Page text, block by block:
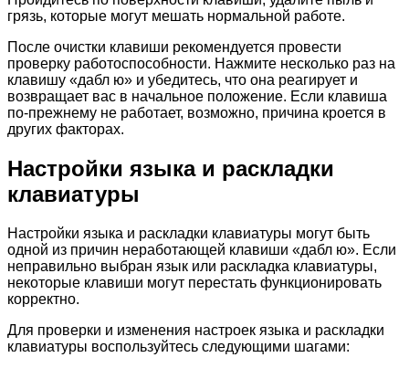
грязь, которые могут мешать нормальной работе.
После очистки клавиши рекомендуется провести
проверку работоспособности. Нажмите несколько раз на
клавишу «дабл ю» и убедитесь, что она реагирует и
возвращает вас в начальное положение. Если клавиша
по-прежнему не работает, возможно, причина кроется в
других факторах.
Настройки языка и раскладки
клавиатуры
Настройки языка и раскладки клавиатуры могут быть
одной из причин неработающей клавиши «дабл ю». Если
неправильно выбран язык или раскладка клавиатуры,
некоторые клавиши могут перестать функционировать
корректно.
Для проверки и изменения настроек языка и раскладки
клавиатуры воспользуйтесь следующими шагами: